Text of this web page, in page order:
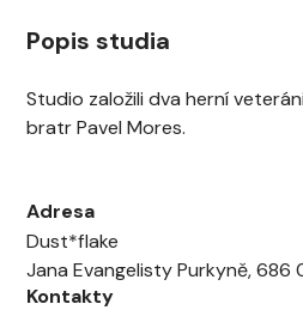
Popis studia
Studio založili dva herní
bratr Pavel Mores.
Adresa
Dust*flake
Jana Evangelisty Purkyně, 686
Kontakty